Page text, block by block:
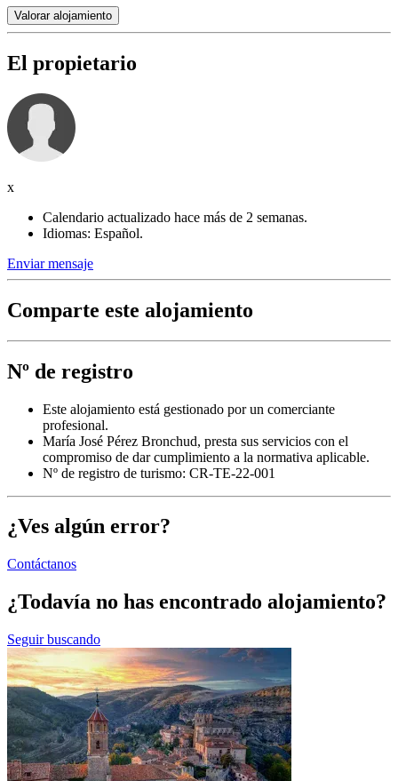
Valorar alojamiento
El propietario
x
Calendario actualizado hace más de 2 semanas.
Idiomas: Español.
Enviar mensaje
Comparte este alojamiento
Nº de registro
Este alojamiento está gestionado por un comerciante
profesional.
María José Pérez Bronchud, presta sus servicios con el
compromiso de dar cumplimiento a la normativa aplicable.
Nº de registro de turismo: CR-TE-22-001
¿Ves algún error?
Contáctanos
¿Todavía no has encontrado alojamiento?
Seguir buscando